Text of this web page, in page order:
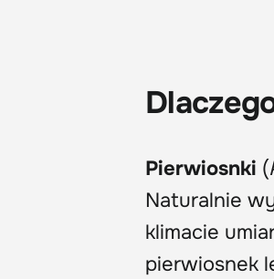
Pierwiosnki (
Naturalnie
klimacie
pierwiosnek